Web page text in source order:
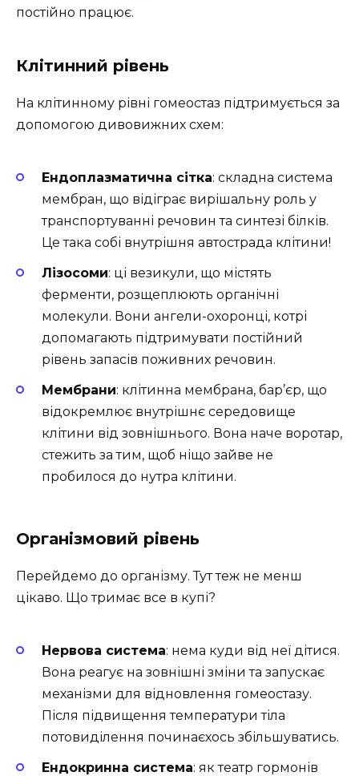
постійно працює.
Клітинний рівень
На клітинному рівні гомеостаз підтримується за
допомогою дивовижних схем:
Ендоплазматична сітка: складна система
мембран, що відіграє вирішальну роль у
транспортуванні речовин та синтезі білків.
Це така собі внутрішня автострада клітини!
Лізосоми: ці везикули, що містять
ферменти, розщеплюють органічні
молекули. Вони ангели-охоронці, котрі
допомагають підтримувати постійний
рівень запасів поживних речовин.
Мембрани: клітинна мембрана, бар’єр, що
відокремлює внутрішнє середовище
клітини від зовнішнього. Вона наче воротар,
стежить за тим, щоб ніщо зайве не
пробилося до нутра клітини.
Організмовий рівень
Перейдемо до організму. Тут теж не менш
цікаво. Що тримає все в купі?
Нервова система: нема куди від неї дітися.
Вона реагує на зовнішні зміни та запускає
механізми для відновлення гомеостазу.
Після підвищення температури тіла
потовиділення починаєхось збільшуватись.
Ендокринна система: як театр гормонів